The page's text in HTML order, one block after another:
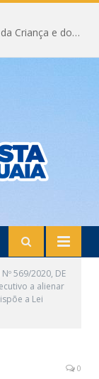
Eleição do Conselho Municipal dos Direitos da Criança e do Adolescente CMDCA 2026
Nº 569/2020, DE
a alienar
a Lei
0